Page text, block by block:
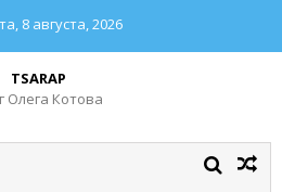
8 августа, 2026
TSARAP
Олега Котова